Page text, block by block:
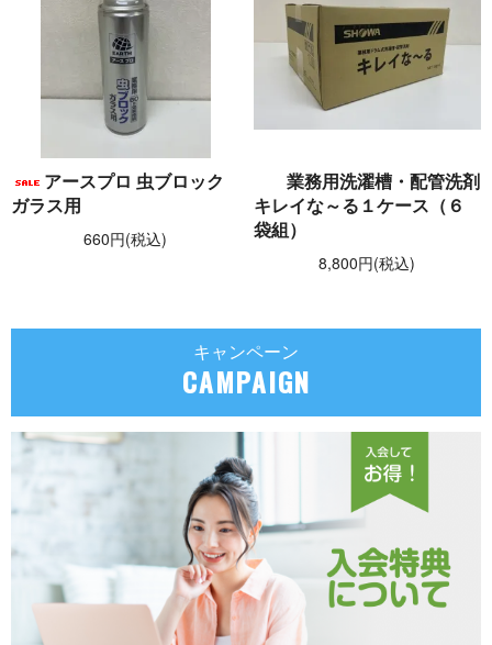
アースプロ 虫ブロック
ガラス用
660円(税込)
業務用洗濯槽・配管洗剤
キレイな～る１ケース（６
袋組）
8,800円(税込)
キャンペーン
CAMPAIGN